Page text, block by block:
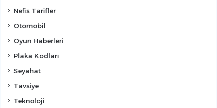
Nefis Tarifler
Otomobil
Oyun Haberleri
Plaka Kodları
Seyahat
Tavsiye
Teknoloji